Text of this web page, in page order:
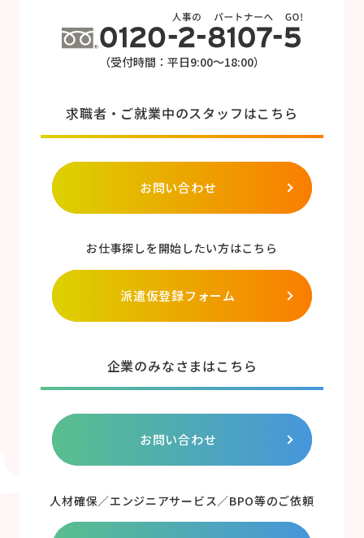
（受付時間：平日9:00～18:00）
求職者・ご就業中のスタッフはこちら
お問い合わせ
お仕事探しを開始したい方はこちら
派遣仮登録フォーム
企業のみなさまはこちら
お問い合わせ
人材確保／エンジニアサービス／BPO等のご依頼